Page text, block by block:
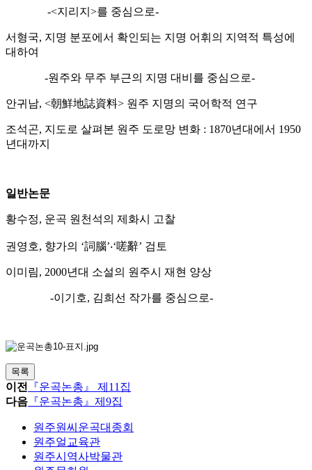
-<지리지 >를 중심으로-
서형국, 지명 분포에서 확인되는 지명 어휘의 지역적 특성에
대하여
-원주와 무주 부근의 지명 대비를 중심으로-
안귀남, <朝鮮地誌資料> 원주 지명의 국어학적 연구
조석곤, 지도로 살펴본 원주 도로망 변화 : 1870년대에서 1950
년대까지
일반논문
황수정, 운곡 원천석의 제화시 고찰
권영호, 향가의 ‘詞腦’‧‘嗟辭’ 검토
이미림, 2000년대 소설의 원주시 재현 양상
-이기호, 김희선 작가를 중심으로-
목록
이전
『운곡논총』 제11집
다음 『운곡논총』제9집
원주원씨운곡대종회
원주얼교육관
원주시역사박물관